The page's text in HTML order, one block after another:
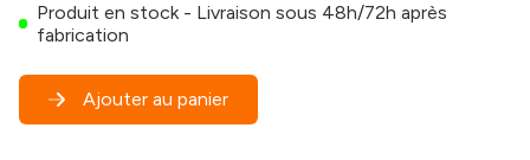
Produit en stock - Livraison sous 48h/72h après
fabrication
Ajouter au panier